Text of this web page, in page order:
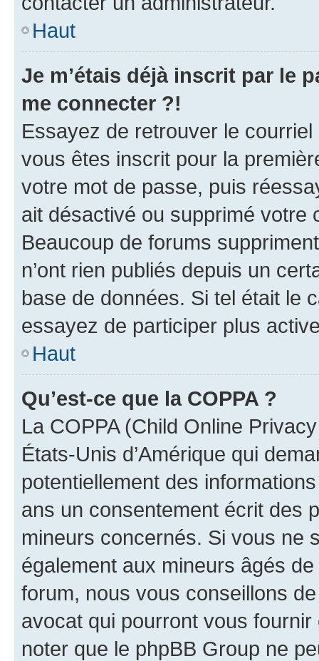
Haut
Je m’étais déjà inscrit par le
me connecter ?!
Essayez de retrouver le
vous êtes inscrit pour la
votre mot de passe, puis
ait désactivé ou supprimé votre
Beaucoup de forums
n’ont rien publiés depuis un
base de données. Si tel était le
essayez de participer plus
Haut
Qu’est-ce que la COPPA ?
La COPPA (Child Online
États-Unis d’Amérique qui
potentiellement des
ans un consentement écrit des
mineurs concernés. Si vous ne
également aux mineurs âgés
forum, nous vous conseillons
avocat qui pourront vous
noter que le phpBB Group ne